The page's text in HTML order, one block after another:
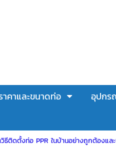
าคาและขนาดท่อ อุปกร
วิธีติดตั้งท่อ PPR ในบ้านอย่างถูกต้องแ